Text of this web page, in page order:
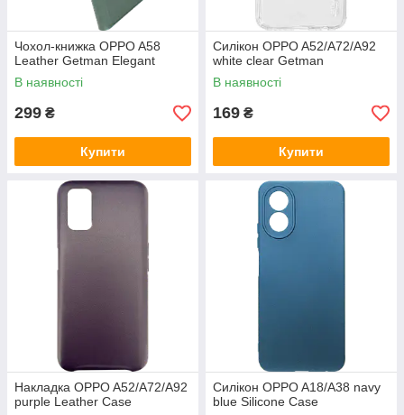
Чохол-книжка OPPO A58
Leather Getman Elegant
В наявності
299 ₴
Купити
Силікон OPPO A52/A72/A92
white clear Getman
В наявності
169 ₴
Купити
Накладка OPPO A52/A72/A92
purple Leather Case
Силікон OPPO A18/A38 navy
blue Silicone Case